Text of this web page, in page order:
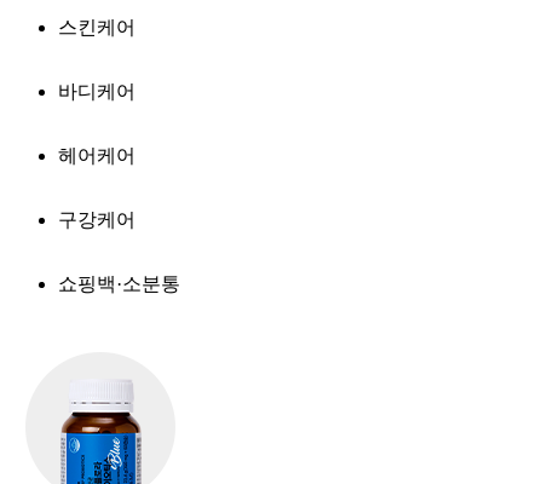
스킨케어
바디케어
헤어케어
구강케어
쇼핑백·소분통